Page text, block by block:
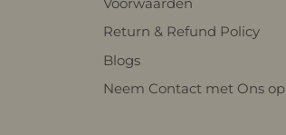
Return & Refund Policy
Blogs
Neem Contact met Ons op